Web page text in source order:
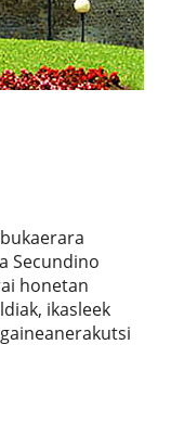
Secundino
honetan
ikasleek